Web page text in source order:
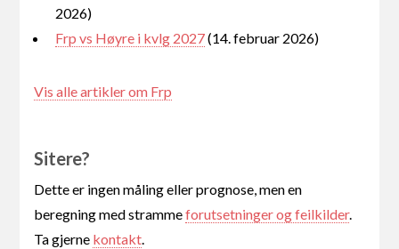
2026)
Frp vs Høyre i kvlg 2027(14. februar 2026)
Vis alle artikler om Frp
Sitere?
Dette er ingen måling eller prognose, men en
beregning med strammeforutsetninger og feilkilder.
Ta gjerne kontakt.